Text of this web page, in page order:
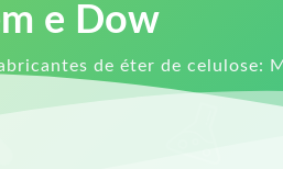
e Dow
de éter de celulose: